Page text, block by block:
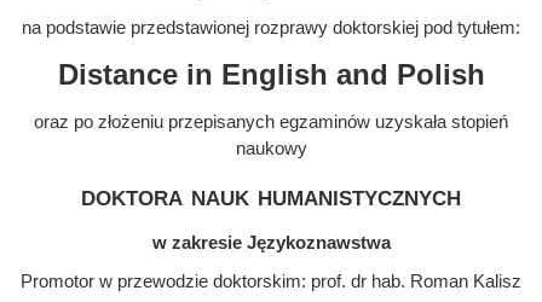
na podstawie przedstawionej rozprawy doktorskiej pod tytułem:
Distance in English and Polish
oraz po złożeniu przepisanych egzaminów uzyskała stopień
naukowy
doktora nauk humanistycznych
w zakresie Językoznawstwa
Promotor w przewodzie doktorskim: prof. dr hab. Roman Kalisz